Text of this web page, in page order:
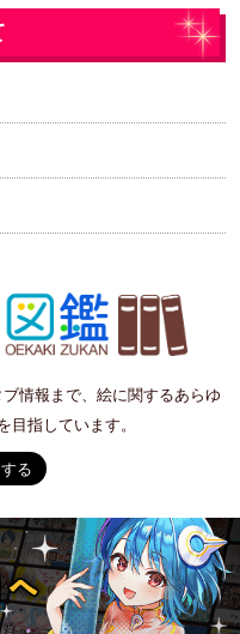
情報まで、絵に関するあらゆ
目指しています。